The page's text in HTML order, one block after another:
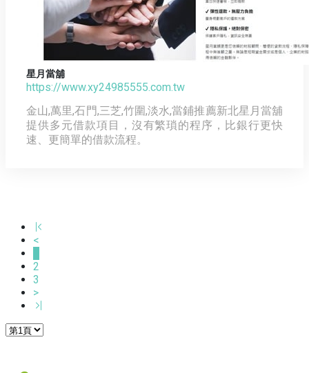
星月當舖
https://www.xy24985555.com.tw
金山,萬里,石門,三芝,竹圍,淡水,當鋪推薦新北星月當舖
提供多元借款項目，沒有繁瑣的程序，比銀行更快
速、更簡單的借款流程。
<
2
3
>